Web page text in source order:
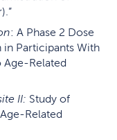
: A Phase 2 Dose
in Participants With
Age-Related
II: Study of
Related